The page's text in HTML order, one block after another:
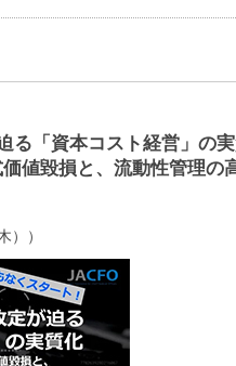
る「資本コスト経営」の
値毀損と、流動性管理の
））